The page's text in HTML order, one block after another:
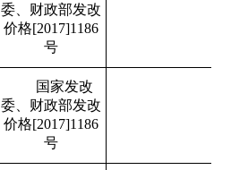
委、财政部发改
价格[2017]1186
号
国家发改
委、财政部发改
价格[2017]1186
号